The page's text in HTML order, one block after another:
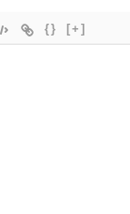
{} [+]